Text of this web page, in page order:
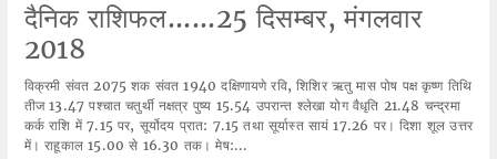
दैनिक राशिफल......25 दिसम्बर, मंगलवार
2018
विक्रमी संवत 2075 शक संवत 1940 दक्षिणायणे रवि, शिशिर ऋतु मास पोष पक्ष कृष्ण तिथि
तीज 13.47 पश्चात चतुर्थी नक्षत्र पुष्य 15.54 उपरान्त श्लेखा योग वैधृति 21.48 चन्द्रमा
कर्क राशि में 7.15 पर, सूर्योदय प्रात: 7.15 तथा सूर्यास्त सायं 17.26 पर। दिशा शूल उत्तर
में। राहूकाल 15.00 से 16.30 तक। मेष:...